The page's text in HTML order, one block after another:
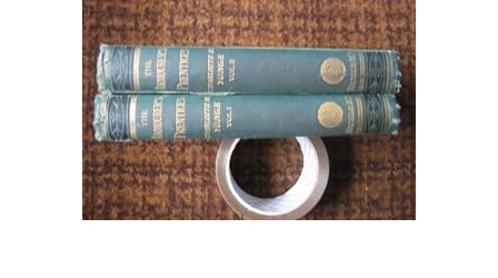
Arte y coleccionismo
Vendedores
Comenzar a vender
CERRAR